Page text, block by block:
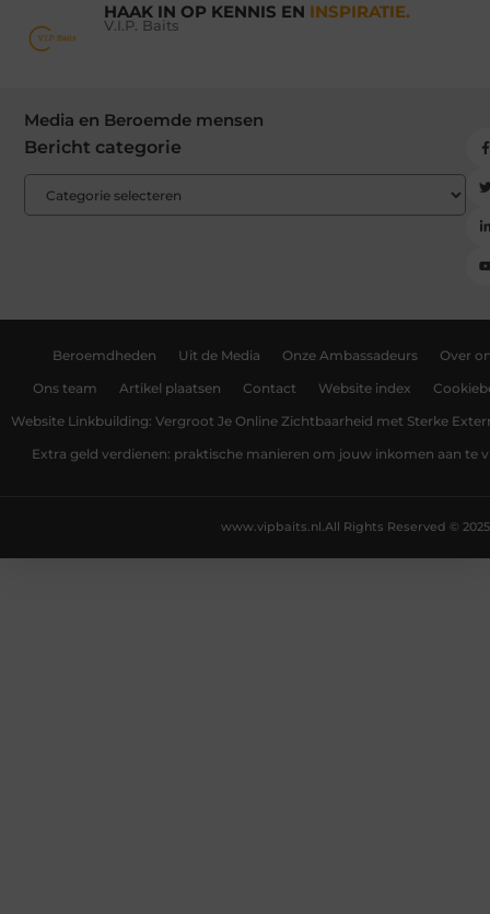
HAAK IN OP KENNIS EN INSPIRATIE.
V.I.P. Baits
Media en Beroemde mensen
Bericht categorie
Beroemdheden Uit de Media Onze Ambassadeurs Over
Ons team Artikel plaatsen Contact Website index
Website Linkbuilding: Vergroot Je Online Zichtbaarheid met Sterke
Extra geld verdienen: praktische manieren om jouw inkomen aan te
All Rights Reserved © 2025
www.vipbaits.nl.